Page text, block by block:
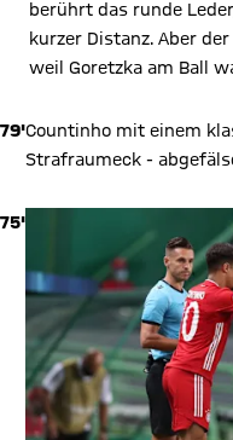
berührt das runde
kurzer Distanz. Aber
weil Goretzka am Ball
79'Countinho mit einem
Strafraumeck -
75'